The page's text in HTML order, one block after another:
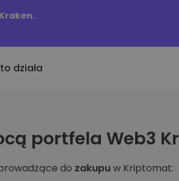
nagrody za swoje
Alerty
działa
portfela Web3
do zakupuw Kriptomat: